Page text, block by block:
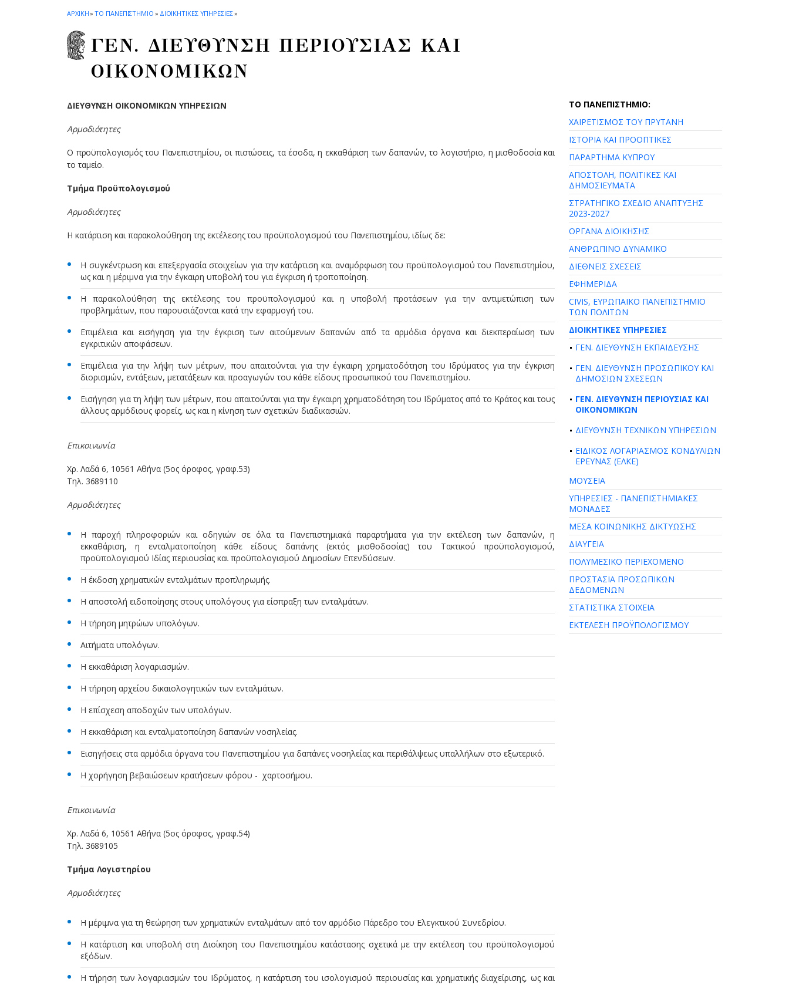
ΑΡΧΙΚΗ» ΤΟ ΠΑΝΕΠΙΣΤΗΜΙΟ » ΔΙΟΙΚΗΤΙΚΕΣ ΥΠΗΡΕΣΙΕΣ»
ΓΕΝ. ΔΙΕΥΘΥΝΣΗ ΠΕΡΙΟΥΣΙΑΣ ΚΑΙ
ΟΙΚΟΝΟΜΙΚΩΝ
ΔΙΕΥΘΥΝΣΗ ΟΙΚΟΝΟΜΙΚΩΝ ΥΠΗΡΕΣΙΩΝ
Αρμοδιότητες
Ο προϋπολογισμός του Πανεπιστημίου, οι πιστώσεις, τα έσοδα, η εκκαθάριση των δαπανών, το λογιστήριο, η μισθοδοσία και
το ταμείο.
Τμήμα Προϋπολογισμού
Αρμοδιότητες
Η κατάρτιση και παρακολούθηση της εκτέλεσης του προϋπολογισμού του Πανεπιστημίου, ιδίως δε:
Η συγκέντρωση και επεξεργασία στοιχείων για την κατάρτιση και αναμόρφωση του προϋπολογισμού του Πανεπιστημίου,
ως και η μέριμνα για την έγκαιρη υποβολή του για έγκριση ή τροποποίηση.
Η παρακολούθηση της εκτέλεσης του προϋπολογισμού και η υποβολή προτάσεων για την αντιμετώπιση των
προβλημάτων, που παρουσιάζονται κατά την εφαρμογή του.
Επιμέλεια και εισήγηση για την έγκριση των αιτούμενων δαπανών από τα αρμόδια όργανα και διεκπεραίωση των
εγκριτικών αποφάσεων.
Επιμέλεια για την λήψη των μέτρων, που απαιτούνται για την έγκαιρη χρηματοδότηση του Ιδρύματος για την έγκριση
διορισμών, εντάξεων, μετατάξεων και προαγωγών του κάθε είδους προσωπικού του Πανεπιστημίου.
Εισήγηση για τη λήψη των μέτρων, που απαιτούνται για την έγκαιρη χρηματοδότηση του Ιδρύματος από το Κράτος και τους
άλλους αρμόδιους φορείς, ως και η κίνηση των σχετικών διαδικασιών.
Επικοινωνία
Χρ. Λαδά 6, 10561 Αθήνα (5ος όροφος, γραφ.53)
Τηλ. 3689110
Αρμοδιότητες
Η παροχή πληροφοριών και οδηγιών σε όλα τα Πανεπιστημιακά παραρτήματα για την εκτέλεση των δαπανών, η
εκκαθάριση, η ενταλματοποίηση κάθε είδους δαπάνης (εκτός μισθοδοσίας) του Τακτικού προϋπολογισμού,
προϋπολογισμού Ιδίας περιουσίας και προϋπολογισμού Δημοσίων Επενδύσεων.
Η έκδοση χρηματικών ενταλμάτων προπληρωμής.
Η αποστολή ειδοποίησης στους υπολόγους για είσπραξη των ενταλμάτων.
Η τήρηση μητρώων υπολόγων.
Αιτήματα υπολόγων.
Η εκκαθάριση λογαριασμών.
Η τήρηση αρχείου δικαιολογητικών των ενταλμάτων.
Η επίσχεση αποδοχών των υπολόγων.
Η εκκαθάριση και ενταλματοποίηση δαπανών νοσηλείας.
Εισηγήσεις στα αρμόδια όργανα του Πανεπιστημίου για δαπάνες νοσηλείας και περιθάλψεως υπαλλήλων στο εξωτερικό.
Η χορήγηση βεβαιώσεων κρατήσεων φόρου - χαρτοσήμου.
Επικοινωνία
Χρ. Λαδά 6, 10561 Αθήνα (5ος όροφος, γραφ.54)
Τηλ. 3689105
Τμήμα Λογιστηρίου
Αρμοδιότητες
Η μέριμνα για τη θεώρηση των χρηματικών ενταλμάτων από τον αρμόδιο Πάρεδρο του Ελεγκτικού Συνεδρίου.
Η κατάρτιση και υποβολή στη Διοίκηση του Πανεπιστημίου κατάστασης σχετικά με την εκτέλεση του προϋπολογισμού
εξόδων.
Η τήρηση των λογαριασμών του Ιδρύματος, η κατάρτιση του ισολογισμού περιουσίας και χρηματικής διαχείρισης, ως και
ΤΟ ΠΑΝΕΠΙΣΤΗΜΙΟ:
ΧΑΙΡΕΤΙΣΜΟΣ ΤΟΥ ΠΡΥΤΑΝΗ
ΙΣΤΟΡΙΑ ΚΑΙ ΠΡΟΟΠΤΙΚΕΣ
ΠΑΡΑΡΤΗΜΑ ΚΥΠΡΟΥ
ΑΠΟΣΤΟΛΗ, ΠΟΛΙΤΙΚΕΣ ΚΑΙ
ΔΗΜΟΣΙΕΥΜΑΤΑ
ΣΤΡΑΤΗΓΙΚΟ ΣΧΕΔΙΟ ΑΝΑΠΤΥΞΗΣ
2023-2027
ΟΡΓΑΝΑ ΔΙΟΙΚΗΣΗΣ
ΑΝΘΡΩΠΙΝΟ ΔΥΝΑΜΙΚΟ
ΔΙΕΘΝΕΙΣ ΣΧΕΣΕΙΣ
ΕΦΗΜΕΡΙΔΑ
CIVIS, ΕΥΡΩΠΑΪΚΟ ΠΑΝΕΠΙΣΤΗΜΙΟ
ΤΩΝ ΠΟΛΙΤΩΝ
ΔΙΟΙΚΗΤΙΚΕΣ ΥΠΗΡΕΣΙΕΣ
ΓΕΝ. ΔΙΕΥΘΥΝΣΗ ΕΚΠΑΙΔΕΥΣΗΣ
ΓΕΝ. ΔΙΕΥΘΥΝΣΗ ΠΡΟΣΩΠΙΚΟΥ ΚΑΙ
ΔΗΜΟΣΙΩΝ ΣΧΕΣΕΩΝ
ΓΕΝ. ΔΙΕΥΘΥΝΣΗ ΠΕΡΙΟΥΣΙΑΣ ΚΑΙ
ΟΙΚΟΝΟΜΙΚΩΝ
ΔΙΕΥΘΥΝΣΗ ΤΕΧΝΙΚΩΝ ΥΠΗΡΕΣΙΩΝ
ΕΙΔΙΚΟΣ ΛΟΓΑΡΙΑΣΜΟΣ ΚΟΝΔΥΛΙΩΝ
ΕΡΕΥΝΑΣ (ΕΛΚΕ)
ΜΟΥΣΕΙΑ
ΥΠΗΡΕΣΙΕΣ - ΠΑΝΕΠΙΣΤΗΜΙΑΚΕΣ
ΜΟΝΑΔΕΣ
ΜΕΣΑ ΚΟΙΝΩΝΙΚΗΣ ΔΙΚΤΥΩΣΗΣ
ΔΙΑΥΓΕΙΑ
ΠΟΛΥΜΕΣΙΚΟ ΠΕΡΙΕΧΟΜΕΝΟ
ΠΡΟΣΤΑΣΙΑ ΠΡΟΣΩΠΙΚΩΝ
ΔΕΔΟΜΕΝΩΝ
ΣΤΑΤΙΣΤΙΚΑ ΣΤΟΙΧΕΙΑ
ΕΚΤΕΛΕΣΗ ΠΡΟΫΠΟΛΟΓΙΣΜΟΥ